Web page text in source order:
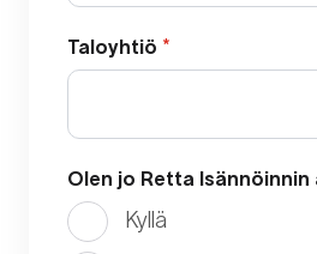
Taloyhtiö *
Olen jo Retta Isännöinnin
Kyllä